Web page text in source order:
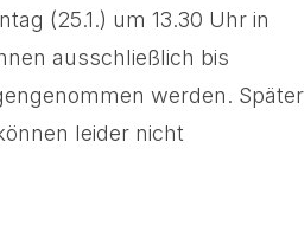
(25.1.) um 13.30 Uhr in
ausschließlich bis
werden. Später
leider nicht